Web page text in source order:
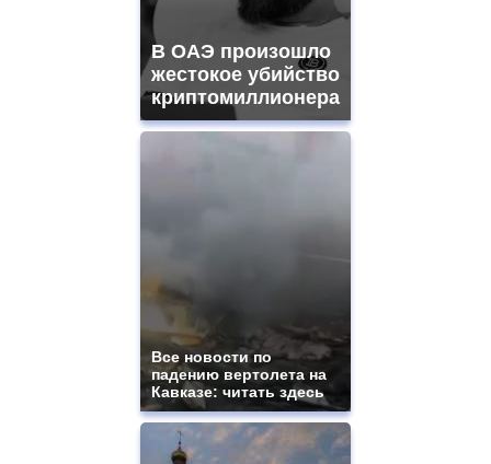
В ОАЭ произошло
жестокое убийство
криптомиллионера
Все новости по
падению вертолета на
Кавказе: читать здесь